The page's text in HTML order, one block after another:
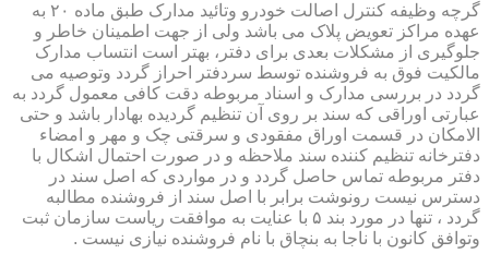
گرچه وظیفه کنترل اصالت خودرو وتائید مدارک طبق ماده ۲۰ به
عهده مراکز تعویض پلاک می باشد ولی از جهت اطمینان خاطر و
جلوگیری از مشکلات بعدی برای دفتر، بهتر است انتساب مدارک
مالکیت فوق به فروشنده توسط سردفتر احراز گردد وتوصیه می
گردد در بررسی مدارک و اسناد مربوطه دقت کافی معمول گردد به
عبارتی اوراقی که سند بر روی آن تنظیم گردیده بهادار باشد و حتی
الامکان در قسمت اوراق مفقودی و سرقتی چک و مهر و امضاء
دفترخانه تنظیم کننده سند ملاحظه و در صورت احتمال اشکال با
دفتر مربوطه تماس حاصل گردد و در مواردی که اصل سند در
دسترس نیست رونوشت برابر با اصل سند از فروشنده مطالبه
گردد ، تنها در مورد بند ۵ با عنایت به موافقت ریاست سازمان ثبت
وتوافق کانون با ناجا به بنچاق با نام فروشنده نیازی نیست .